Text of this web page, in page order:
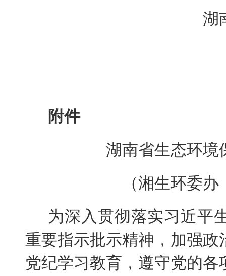
湖
附件
湖南省生态环境
（湘生环委
为深入贯彻落实习近平
重要指示批示精神，加强
党纪学习教育，遵守党的